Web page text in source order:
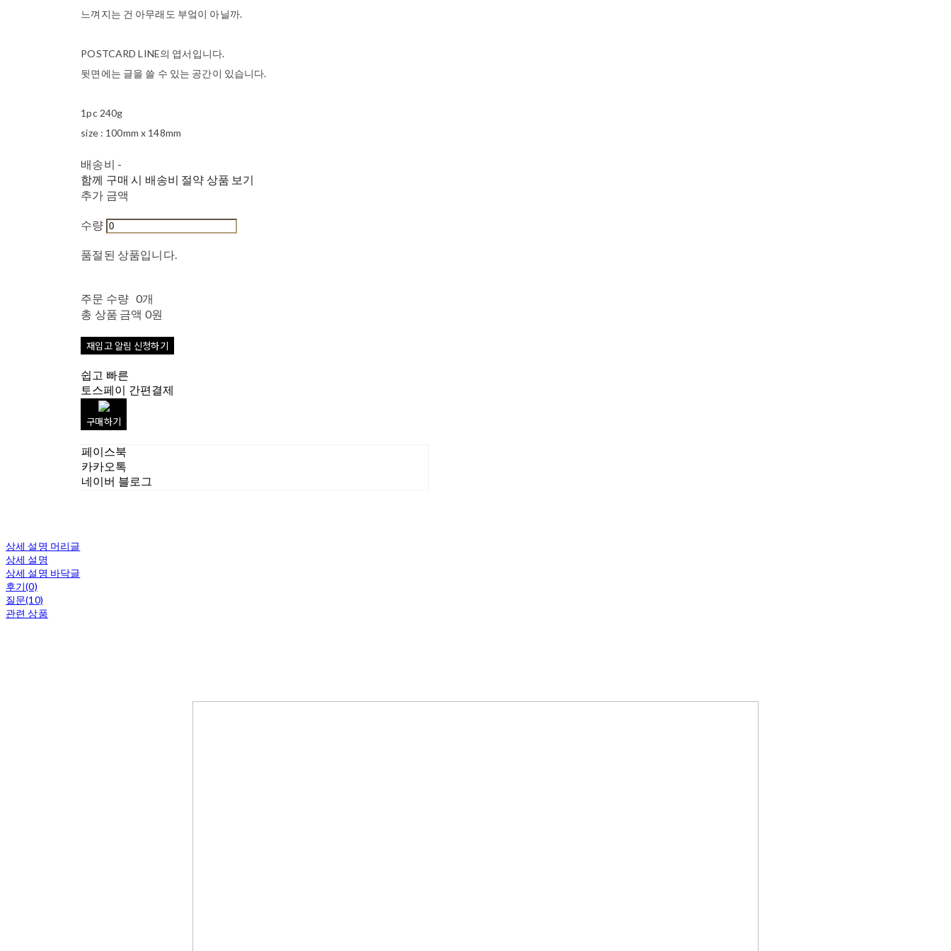
느껴지는 건 아무래도 부엌이 아닐까.
POSTCARD LINE의 엽서입니다.
뒷면에는 글을 쓸 수 있는 공간이 있습니다.
1pc 240g
size : 100mm x 148mm
배송비 -
함께 구매 시 배송비 절약 상품 보기
추가 금액
수량
품절된 상품입니다.
주문 수량 0개
총 상품 금액 0원
재입고 알림 신청하기
쉽고 빠른
토스페이 간편결제
구매하기
페이스북
카카오톡
네이버 블로그
상세 설명 머리글
상세 설명
상세 설명 바닥글
후기(0)
질문(10)
관련 상품